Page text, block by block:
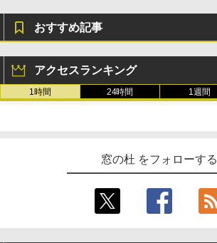
￥115,980
おすすめ記事
アクセスランキング
1時間 24時間 1週間
窓の杜 をフォローする